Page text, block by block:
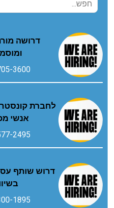
דרושה
3600
לחברת
אנשי
2495
דרוש שותף
1895